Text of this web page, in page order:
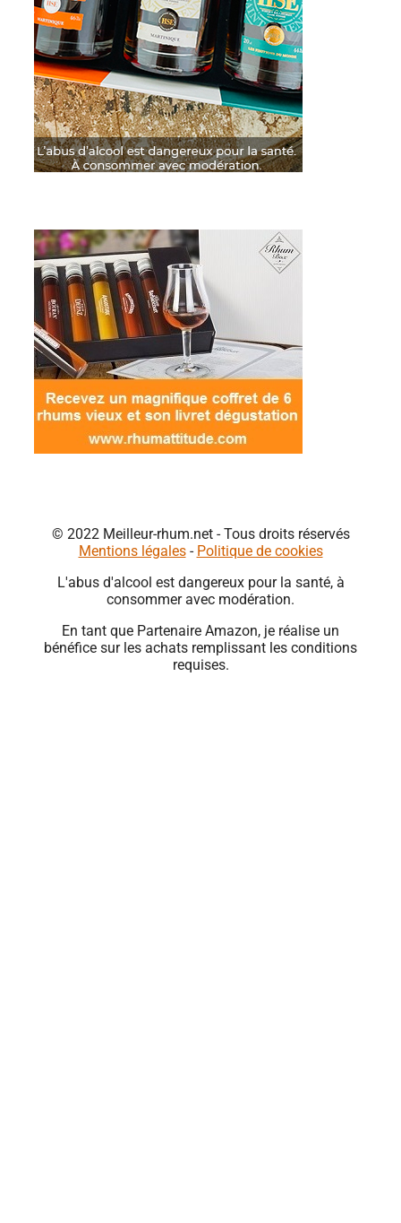
© 2022 Meilleur-rhum.net - Tous droits réservés
Mentions légales- Politique de cookies
L'abus d'alcool est dangereux pour la santé, à
consommer avec modération.
En tant que Partenaire Amazon, je réalise un
bénéfice sur les achats remplissant les conditions
requises.